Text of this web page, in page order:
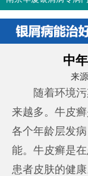
中
来源
随着环境
来越多。牛皮
各个年龄层发
能。牛皮癣是
患者皮肤的健